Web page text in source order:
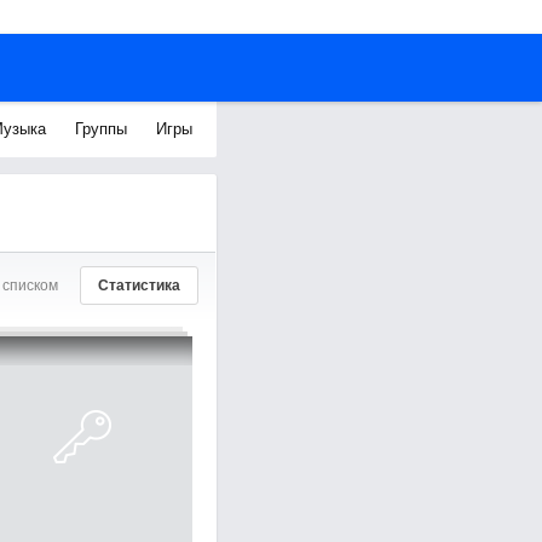
Группы Игры
Статистика